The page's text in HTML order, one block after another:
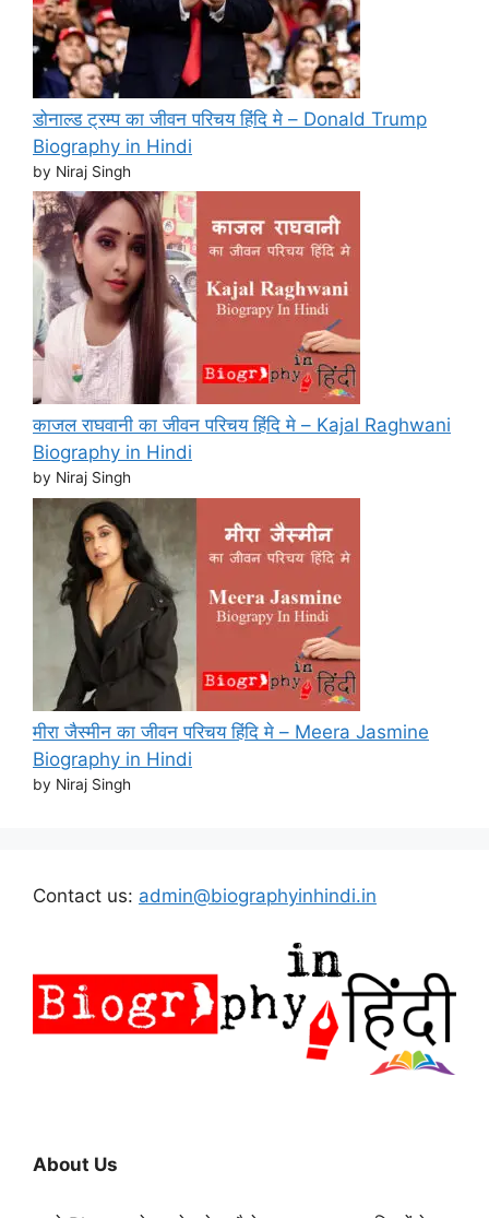
डोनाल्ड ट्रम्प का जीवन परिचय हिंदि मे – Donald Trump
Biography in Hindi
by Niraj Singh
काजल राघवानी का जीवन परिचय हिंदि मे – Kajal Raghwani
Biography in Hindi
by Niraj Singh
मीरा जैस्मीन का जीवन परिचय हिंदि मे – Meera Jasmine
Biography in Hindi
by Niraj Singh
Contact us: admin@biographyinhindi.in
About Us